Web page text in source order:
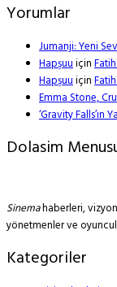
Yorumlar
Jumanji: Yeni
Hapşuuiçin
Hapşuuiçin
Emma Stone,
‘Gravity Falls’ın
Dolasim
Sinemahaberleri,
yönetmenler ve
Kategoriler